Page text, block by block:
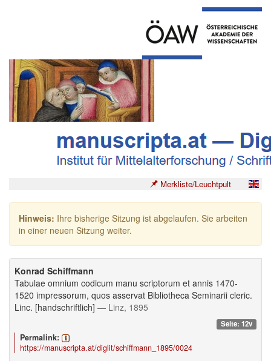
Merkliste/Leuchtpult
Hinweis: Ihre bisherige Sitzung ist abgelaufen. Sie arbeiten
in einer neuen Sitzung weiter.
Konrad Schiffmann
Tabulae omnium codicum manu scriptorum et annis 1470-
1520 impressorum, quos asservat Bibliotheca Seminarii cleric.
Linc. [handschriftlich] — Linz, 1895
Seite: 12v
Permalink:
https://manuscripta.at/diglit/schiffmann_1895/0024